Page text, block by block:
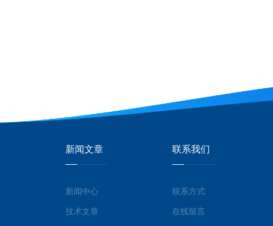
新闻文章
新闻中心
技术文章
联系我们
联系方式
在线留言